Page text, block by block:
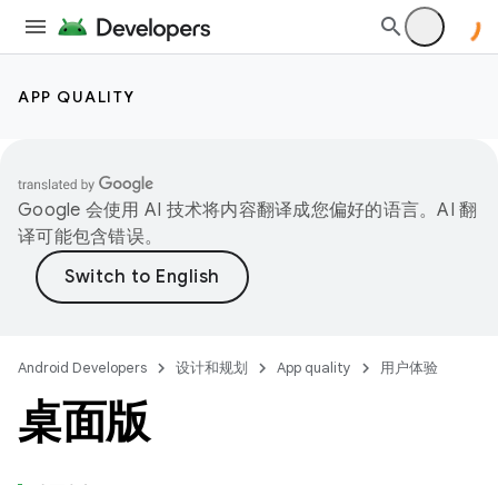
APP QUALITY
Google 会使用 AI 技术将内容翻译成您偏好的语言。AI 翻
译可能包含错误。
Android Developers 设计和规划 App quality 用户体验
桌面版